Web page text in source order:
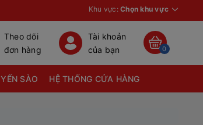
Khu vực: Chọn khu vực
Theo dõi
đơn hàng
Tài khoản
của bạn
0
YẾN SÀO HỆ THỐNG CỬA HÀNG